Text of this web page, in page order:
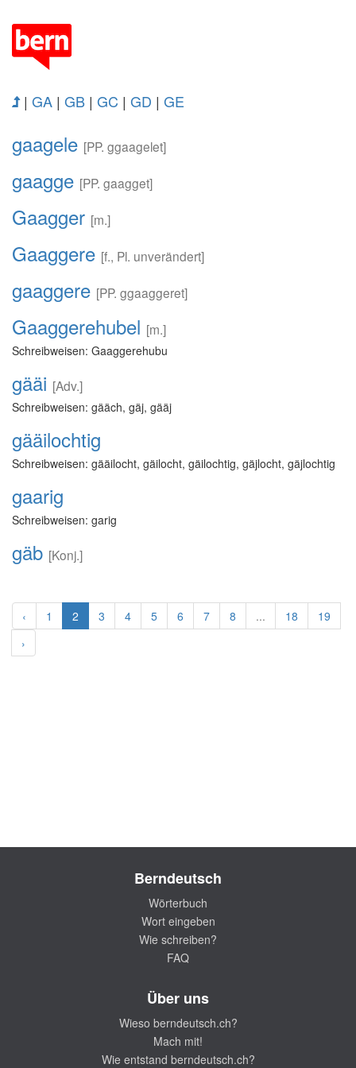
| GA | GB | GC | GD | GE
gaagele [PP. ggaagelet]
gaagge [PP. gaagget]
Gaagger [m.]
Gaaggere [f., Pl. unverändert]
gaaggere [PP. ggaaggeret]
Gaaggerehubel [m.]
Schreibweisen: Gaaggerehubu
gääi [Adv.]
Schreibweisen: gääch, gäj, gääj
gääilochtig
Schreibweisen: gääilocht, gäilocht, gäilochtig, gäjlocht, gäjlochtig
gaarig
Schreibweisen: garig
gäb [Konj.]
‹ 1 2 3 4 5 6 7 8 ... 18
19
›
Berndeutsch
Wörterbuch
Wort eingeben
Wie schreiben?
FAQ
Über uns
Wieso berndeutsch.ch?
Mach mit!
Wie entstand berndeutsch.ch?